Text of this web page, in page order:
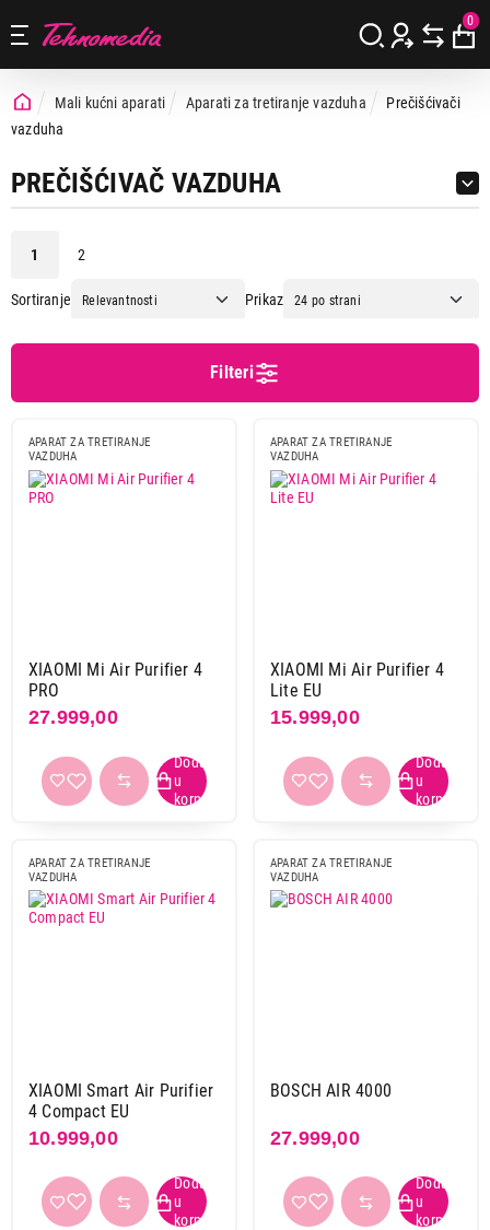
0
Mali kućni aparati Aparati za tretiranje vazduha
Prečišćivači
vazduha
Brend
Shark
2
Stadler form
Vivax
5
Xiaomi
7
PREČIŠĆIVAČ VAZDUHA
Sortiranje Prikaz
1 2
Filteri
APARAT ZA TRETIRANJE
VAZDUHA
XIAOMI Mi Air Purifier 4
PRO
27.999,00
APARAT ZA TRETIRANJE
VAZDUHA
XIAOMI Mi Air Purifier 4
Lite EU
15.999,00
APARAT ZA TRETIRANJE
VAZDUHA
XIAOMI Smart Air Purifier
4 Compact EU
10.999,00
APARAT ZA TRETIRANJE
VAZDUHA
BOSCH AIR 4000
27.999,00